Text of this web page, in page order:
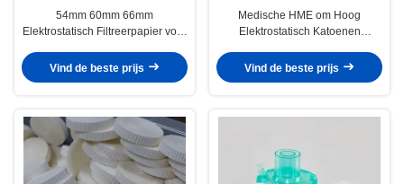
54mm 60mm 66mm
Elektrostatisch Filtreerpapier voor
Vind de beste prijs
Medische HME om Hoog
Elektrostatisch Katoenen
VFE≥99.99%
Vind de beste prijs